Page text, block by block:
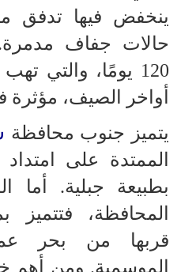
ينخفض فيها تدفق
حالات جفاف مدمرة.
120 يومًا، والتي
أواخر الصيف، مؤثرة
يتميز جنوب محافظة
الممتدة على
بطبيعة جبلية. أما
المحافظة،
قربها من بحر
الموسمية. ومن أهم